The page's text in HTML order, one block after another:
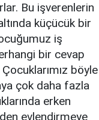
Bu işverenlerin
küçücük bir
iş
bir cevap
böyle
çok daha fazla
erken
evlendirmeye